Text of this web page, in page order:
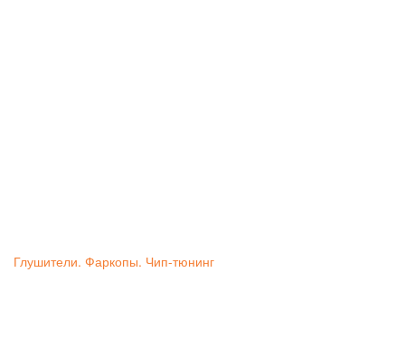
Глушители. Фаркопы. Чип-тюнинг